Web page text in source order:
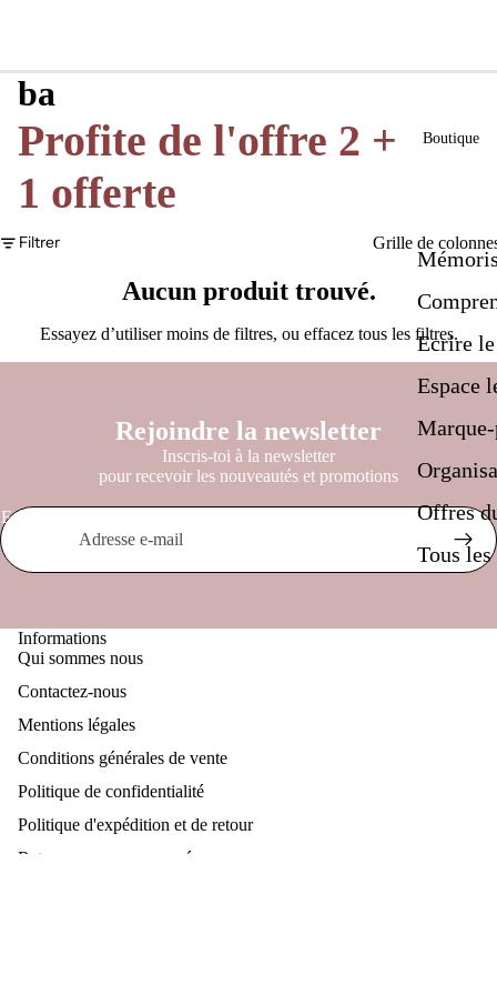
Boutique
Ecrire
Espace
Offres
Tous
ba
Profite de l'offre 2 +
1 offerte
Filtrer Grille de
Aucun produit trouvé.
Essayez d’utiliser moins de filtres, ou effacez tous les filtres.
Rejoindre la newsletter
Inscris-toi à la newsletter
pour recevoir les nouveautés et promotions
E-mail
Informations
Qui sommes nous
Contactez-nous
Mentions légales
Conditions générales de vente
Politique de confidentialité
Politique d'expédition et de retour
Retrouve nous sur nos réseaux